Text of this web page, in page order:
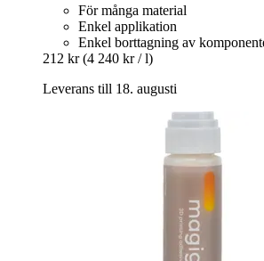
För många material
Enkel applikation
Enkel borttagning av
212 kr (4 240 kr / l)
Leverans till 18. augusti